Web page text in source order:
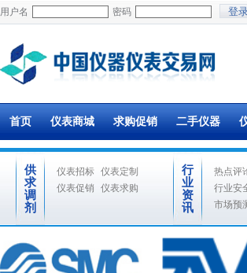
用户名 密码
首页 仪表商城 求购促销 二手仪器
供
求
调
剂
仪表招标 仪表定制
仪表促销
仪表求购
行
业
资
讯
热点评
行业安
市场预